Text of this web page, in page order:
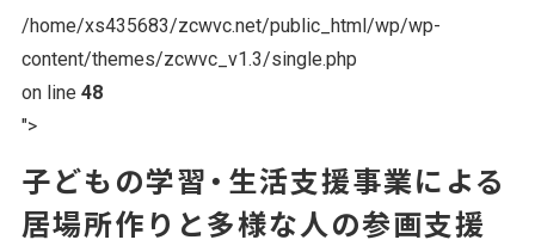
/home/xs435683/zcwvc.net/public_html/wp/wp-
content/themes/zcwvc_v1.3/single.php
on line 48
">
子どもの学習・生活支援事業による
居場所作りと多様な人の参画支援